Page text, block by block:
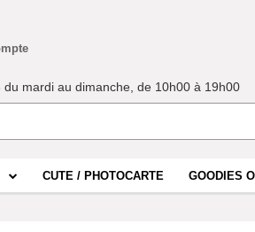
mardi au dimanche, de 10h00 à 19h00
CUTE / PHOTOCARTE GOODIES